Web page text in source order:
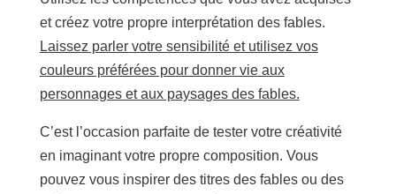
et créez votre propre interprétation des fables.
Laissez parler votre sensibilité et utilisez vos
couleurs préférées pour donner vie aux
personnages et aux paysages des fables.
C’est l’occasion parfaite de tester votre créativité
en imaginant votre propre composition. Vous
pouvez vous inspirer des titres des fables ou des